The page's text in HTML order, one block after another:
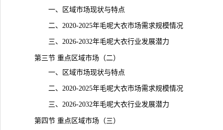
一、区域市场现状与特点
二、2020-2025年毛呢大衣市场需求规模情况
三、2026-2032年毛呢大衣行业发展潜力
第三节 重点区域市场（二）
一、区域市场现状与特点
二、2020-2025年毛呢大衣市场需求规模情况
三、2026-2032年毛呢大衣行业发展潜力
第四节 重点区域市场（三）